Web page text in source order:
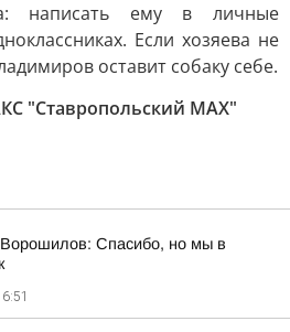
написать ему в личные
Если хозяева не
оставит собаку себе.
"Ставропольский MAX"
Спасибо, но мы в